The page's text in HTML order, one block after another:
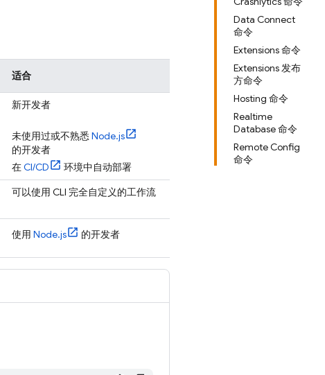
Data Connect
命令
Extensions 命令
Extensions 发布
方命令
Hosting 命令
Realtime
Database 命令
Remote Config
命令
适合
新开发者
未使用过或不熟悉 Node.js
的开发者
在CI/CD
环境中自动部署
可以使用 CLI 完全自定义的工作流
使用 Node.js 的开发者